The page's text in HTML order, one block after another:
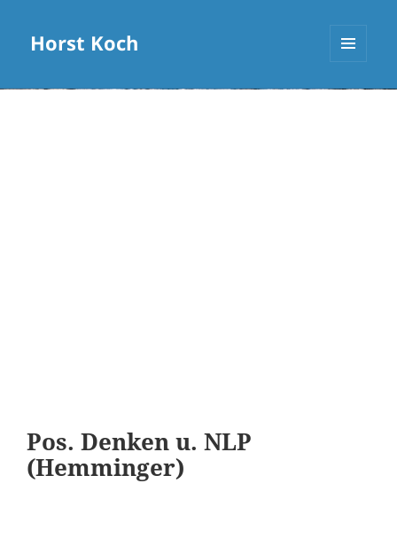
Horst Koch
Pos. Denken u. NLP
(Hemminger)